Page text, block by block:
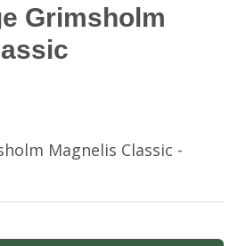
Grimsholm
Magnelis Classic -